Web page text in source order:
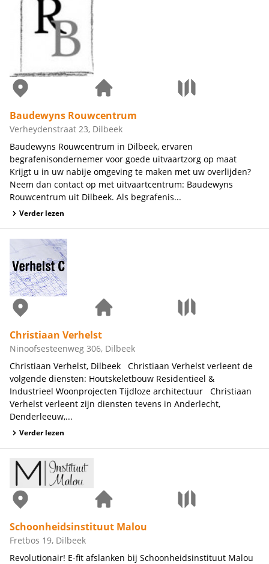
Baudewyns Rouwcentrum
Verheydenstraat 23, Dilbeek
Baudewyns Rouwcentrum in Dilbeek, ervaren
begrafenisondernemer voor goede uitvaartzorg op maat
Krijgt u in uw nabije omgeving te maken met uw overlijden?
Neem dan contact op met uitvaartcentrum: Baudewyns
Rouwcentrum uit Dilbeek. Als begrafenis...
Verder lezen
Christiaan Verhelst
Ninoofsesteenweg 306, Dilbeek
Christiaan Verhelst, Dilbeek Christiaan Verhelst verleent de
volgende diensten: Houtskeletbouw Residentieel &
Industrieel Woonprojecten Tijdloze architectuur Christiaan
Verhelst verleent zijn diensten tevens in Anderlecht,
Denderleeuw,...
Verder lezen
Schoonheidsinstituut Malou
Fretbos 19, Dilbeek
Revolutionair! E-fit afslanken bij Schoonheidsinstituut Malou